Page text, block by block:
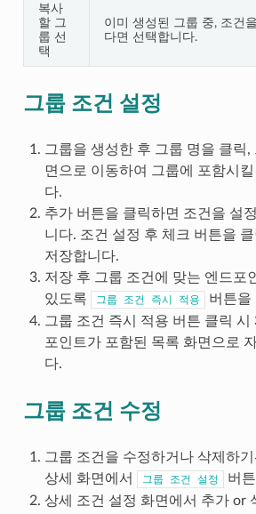
복사
할 그
룹 선
택
이미 생성된 그룹 중, 조건
다면 선택합니다.
그룹 조건 설정
그룹을 생성한 후 그룹 명을 클릭,
면으로 이동하여 그룹에 포함시
다.
추가 버튼을 클릭하면 조건을 설
니다. 조건 설정 후 체크 버튼을
저장합니다.
저장 후 그룹 조건에 맞는 엔드포
있도록
그룹 조건 즉시 적용
버튼을
그룹 조건 즉시 적용 버튼 클릭 시
포인트가 포함된 목록 화면으로
다.
그룹 조건 수정
그룹 조건을 수정하거나 삭제하
상세 화면에서
그룹 조건 설정
버
상세 조건 설정 화면에서 추가 or